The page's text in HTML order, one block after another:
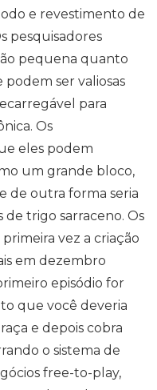
e revestimento de
pesquisadores
pequena quanto
podem ser valiosas
para
Os
eles podem
um grande bloco,
de outra forma seria
de trigo sarraceno. Os
vez a criação
em dezembro
episódio for
que você deveria
e depois cobra
o sistema de
free-to-play,